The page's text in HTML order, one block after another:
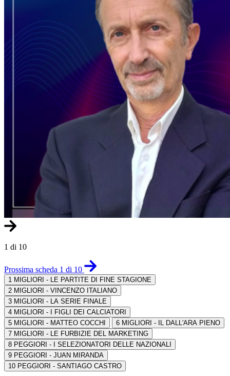
1 di 10
Prossima scheda 1 di 10
1 MIGLIORI - LE PARTITE DI FINE STAGIONE
2 MIGLIORI - VINCENZO ITALIANO
3 MIGLIORI - LA SERIE FINALE
4 MIGLIORI - I FIGLI DEI CALCIATORI
5 MIGLIORI - MATTEO COCCHI 6 MIGLIORI - IL DALL'ARA PIENO
7 MIGLIORI - LE FURBIZIE DEL MARKETING
8 PEGGIORI - I SELEZIONATORI DELLE NAZIONALI
9 PEGGIORI - JUAN MIRANDA
10 PEGGIORI - SANTIAGO CASTRO